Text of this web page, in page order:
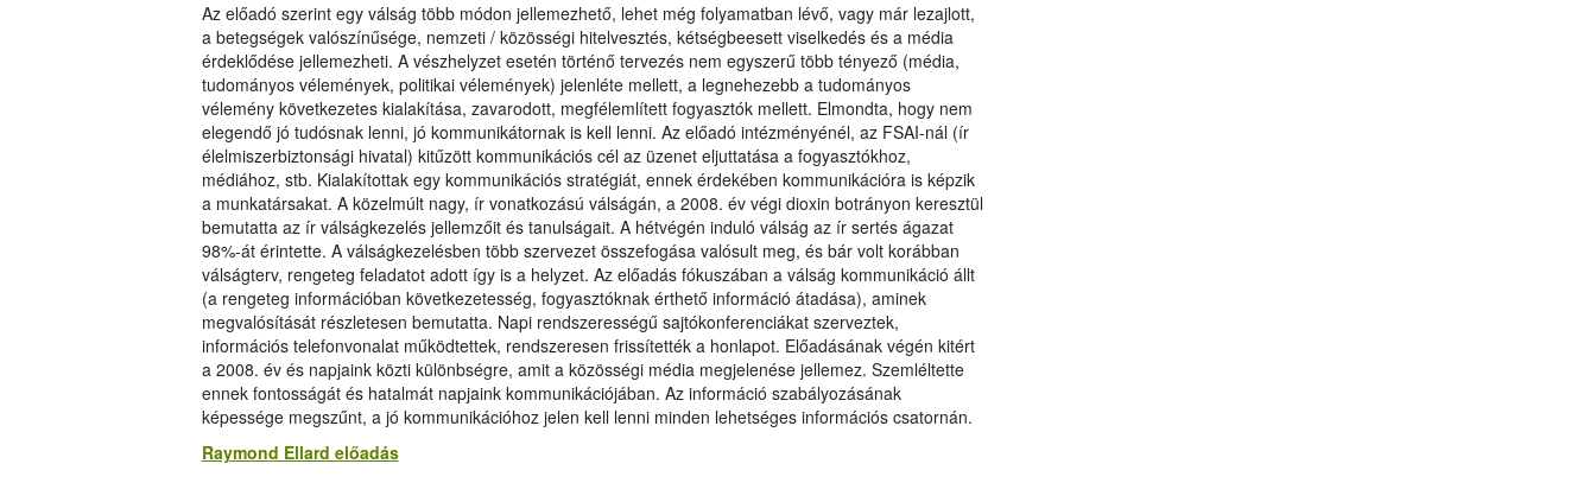
Az előadó szerint egy válság több módon jellemezhető, lehet még folyamatban lévő, vagy már lezajlott,
a betegségek valószínűsége, nemzeti / közösségi hitelvesztés, kétségbeesett viselkedés és a média
érdeklődése jellemezheti. A vészhelyzet esetén történő tervezés nem egyszerű több tényező (média,
tudományos vélemények, politikai vélemények) jelenléte mellett, a legnehezebb a tudományos
vélemény következetes kialakítása, zavarodott, megfélemlített fogyasztók mellett. Elmondta, hogy nem
elegendő jó tudósnak lenni, jó kommunikátornak is kell lenni. Az előadó intézményénél, az FSAI-nál (ír
élelmiszerbiztonsági hivatal) kitűzött kommunikációs cél az üzenet eljuttatása a fogyasztókhoz,
médiához, stb. Kialakítottak egy kommunikációs stratégiát, ennek érdekében kommunikációra is képzik
a munkatársakat. A közelmúlt nagy, ír vonatkozású válságán, a 2008. év végi dioxin botrányon keresztül
bemutatta az ír válságkezelés jellemzőit és tanulságait. A hétvégén induló válság az ír sertés ágazat
98%-át érintette. A válságkezelésben több szervezet összefogása valósult meg, és bár volt korábban
válságterv, rengeteg feladatot adott így is a helyzet. Az előadás fókuszában a válság kommunikáció állt
(a rengeteg információban következetesség, fogyasztóknak érthető információ átadása), aminek
megvalósítását részletesen bemutatta. Napi rendszerességű sajtókonferenciákat szerveztek,
információs telefonvonalat működtettek, rendszeresen frissítették a honlapot. Előadásának végén kitért
a 2008. év és napjaink közti különbségre, amit a közösségi média megjelenése jellemez. Szemléltette
ennek fontosságát és hatalmát napjaink kommunikációjában. Az információ szabályozásának
képessége megszűnt, a jó kommunikációhoz jelen kell lenni minden lehetséges információs csatornán.
Raymond Ellard előadás